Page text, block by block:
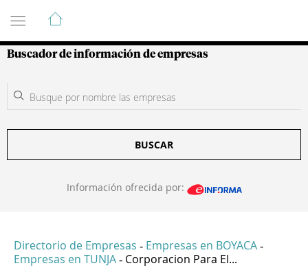
Guía de Empresas Colombianas
Buscador de información de empresas
BUSCAR
Información ofrecida por:
Directorio de Empresas - Empresas en BOYACA -
Empresas en TUNJA - Corporacion Para El...